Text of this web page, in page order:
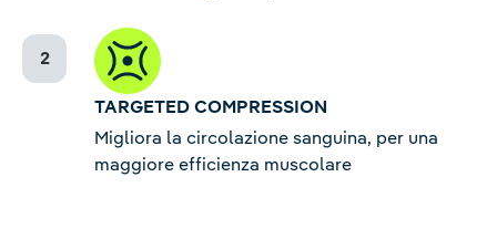
TARGETED COMPRESSION
Migliora la circolazione sanguina, per una
maggiore efficienza muscolare